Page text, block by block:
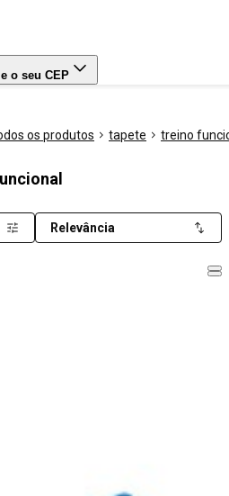
o seu CEP
os produtos tapete treino
Relevância